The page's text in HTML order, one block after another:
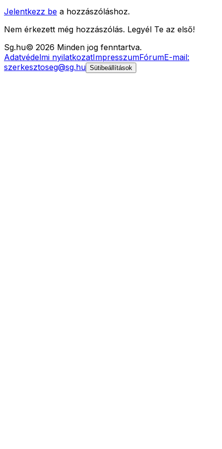
Jelentkezz be a hozzászóláshoz.
Nem érkezett még hozzászólás. Legyél Te az első!
Sg.hu© 2026 Minden jog fenntartva.
Adatvédelmi nyilatkozatImpresszumFórumE-mail:
szerkesztoseg@sg.hu Sütibeállítások